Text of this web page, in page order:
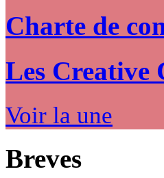
Charte de
Les Creative
Voir la une
Breves